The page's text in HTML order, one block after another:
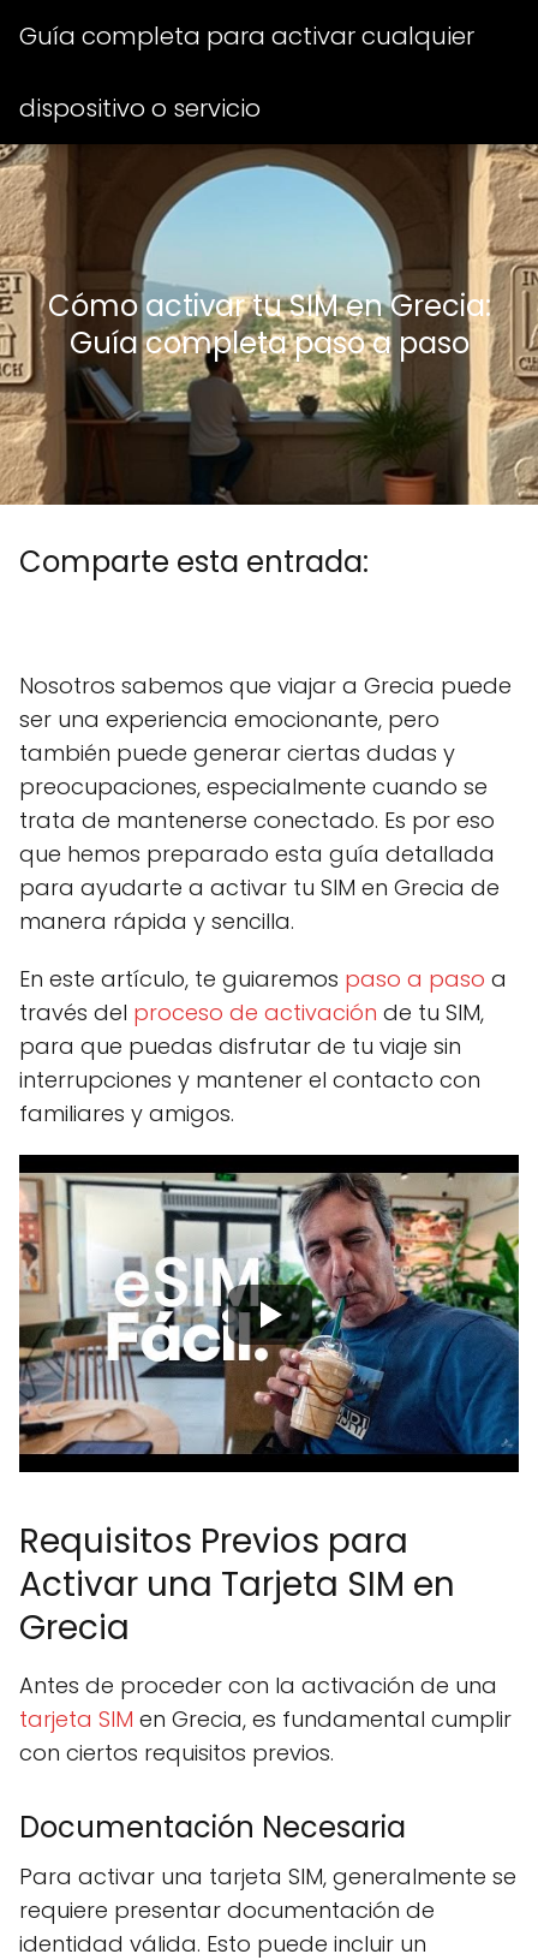
Guía completa para activar cualquier
dispositivo o servicio
Cómo activar tu SIM en Grecia:
Guía completa paso a paso
Comparte esta entrada:
p
r
t
i
r
e
n
w
t
t
e
r
)
p
r
t
i
r
e
n
e
o
o
k
p
r
t
r
e
n
t
r
e
s
t
p
r
t
i
r
e
n
k
d
I
n
p
r
e
n
i
Nosotros sabemos que viajar a Grecia puede
ser una experiencia emocionante, pero
también puede generar ciertas dudas y
preocupaciones, especialmente cuando se
trata de mantenerse conectado. Es por eso
que hemos preparado esta guía detallada
para ayudarte a activar tu SIM en Grecia de
manera rápida y sencilla.
En este artículo, te guiaremos paso a paso a
través del proceso de activación de tu SIM,
para que puedas disfrutar de tu viaje sin
interrupciones y mantener el contacto con
familiares y amigos.
Requisitos Previos para
Activar una Tarjeta SIM en
Grecia
Antes de proceder con la activación de una
tarjeta SIM en Grecia, es fundamental cumplir
con ciertos requisitos previos.
Documentación Necesaria
Para activar una tarjeta SIM, generalmente se
requiere presentar documentación de
identidad válida. Esto puede incluir un